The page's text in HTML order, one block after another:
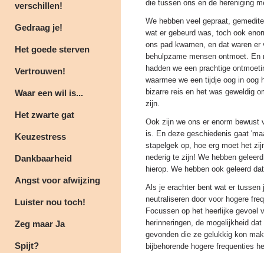
verschillen!
Gedraag je!
Het goede sterven
Vertrouwen!
Waar een wil is...
Het zwarte gat
Keuzestress
Dankbaarheid
Angst voor afwijzing
Luister nou toch!
Zeg maar Ja
Spijt?
die tussen ons en de hereniging
We hebben veel gepraat,
wat er gebeurd was, toch ook
ons pad kwamen, en dat waren
behulpzame mensen ontmoet.
hadden we een prachtige
waarmee we een tijdje oog in
bizarre reis en het was geweldig
zijn.
Ook zijn we ons er enorm bewust
is. En deze geschiedenis gaat
stapelgek op, hoe erg moet het
nederig te zijn! We hebben
hierop. We hebben ook geleerd
Als je erachter bent wat er
neutraliseren door voor hogere
Focussen op het heerlijke gevoel
herinneringen, de mogelijkheid
gevonden die ze gelukkig kon
bijbehorende hogere frequenties